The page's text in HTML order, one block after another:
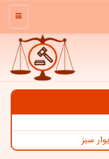
منو
سبز